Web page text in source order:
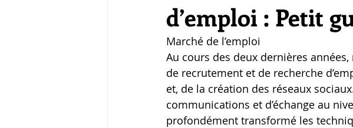
d’emploi : Petit
Marché de l’emploi
Au cours des deux dernières
de recrutement et de recherche
et, de la création des réseaux
communications et d’échange au
profondément transformé les